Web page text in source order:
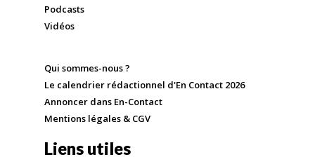
Podcasts
Vidéos
Qui sommes-nous ?
Le calendrier rédactionnel d'En Contact 2026
Annoncer dans En-Contact
Mentions légales & CGV
Liens utiles